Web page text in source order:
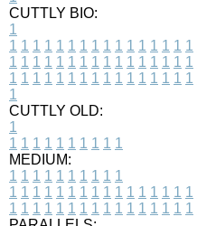
CUTTLY BIO:
1
1 1 1 1 1 1 1 1 1 1 1 1 1 1 1 1
1 1 1 1 1 1 1 1 1 1 1 1 1 1 1 1
1 1 1 1 1 1 1 1 1 1 1 1 1 1 1 1
1
CUTTLY OLD:
1
1 1 1 1 1 1 1 1 1 1
MEDIUM:
1 1 1 1 1 1 1 1 1 1
1 1 1 1 1 1 1 1 1 1 1 1 1 1 1 1
1 1 1 1 1 1 1 1 1 1 1 1 1 1 1 1